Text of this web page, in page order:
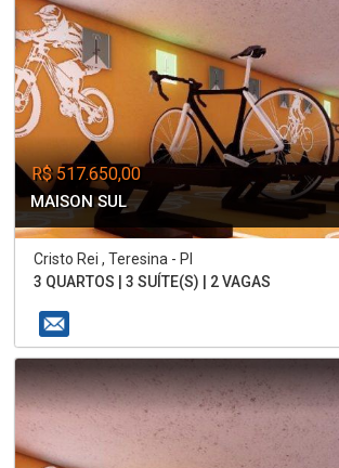
R$ 517.650,00
MAISON SUL
Cristo Rei , Teresina - PI
3 QUARTOS | 3 SUÍTE(S) | 2 VAGAS